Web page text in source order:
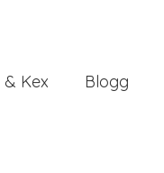
Kex Blogg